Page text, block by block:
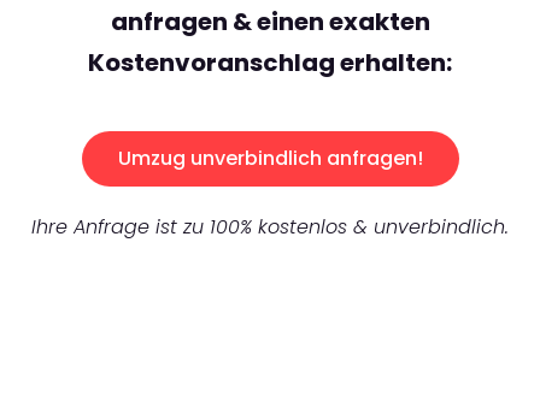
anfragen & einen exakten
Kostenvoranschlag erhalten:
Umzug unverbindlich anfragen!
Ihre Anfrage ist zu 100% kostenlos & unverbindlich.